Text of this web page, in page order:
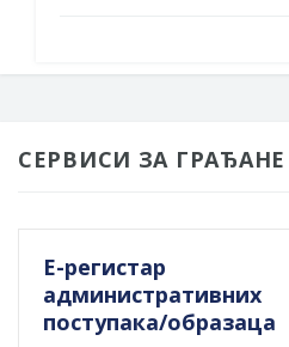
СЕРВИСИ ЗА ГРАЂАНЕ
Е-регистар
административних
поступака/образаца